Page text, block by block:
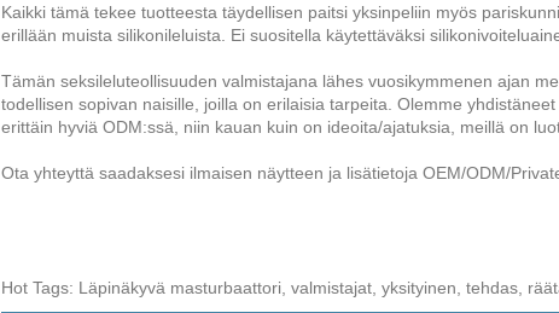
Kaikki tämä tekee tuotteesta täydellisen paitsi yksinpeliin myös
erillään muista silikonileluista. Ei suositella käytettäväksi
Tämän seksileluteollisuuden valmistajana lähes vuosikymmenen ajan
todellisen sopivan naisille, joilla on erilaisia ​​tarpeita. Olemme
erittäin hyviä ODM:ssä, niin kauan kuin on ideoita/ajatuksia, meillä on
Ota yhteyttä saadaksesi ilmaisen näytteen ja lisätietoja OEM/ODM/
Hot Tags: Läpinäkyvä masturbaattori, valmistajat, yksityinen, tehdas,